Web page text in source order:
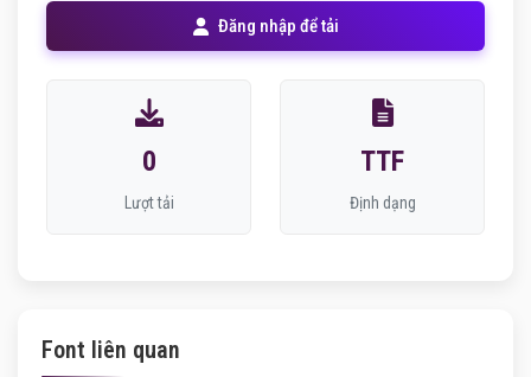
Đăng nhập để tải
0
Lượt tải
TTF
Định dạng
Font liên quan